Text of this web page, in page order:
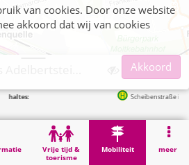
Vrije tijd &
toerisme
Mobiliteit meer
Scheibenstraße in 126m
Aachen, Parkhaus Adelbertsteinweg (APAG)
van cookies. Door onze website
akkoord dat wij van cookies
Akkoord